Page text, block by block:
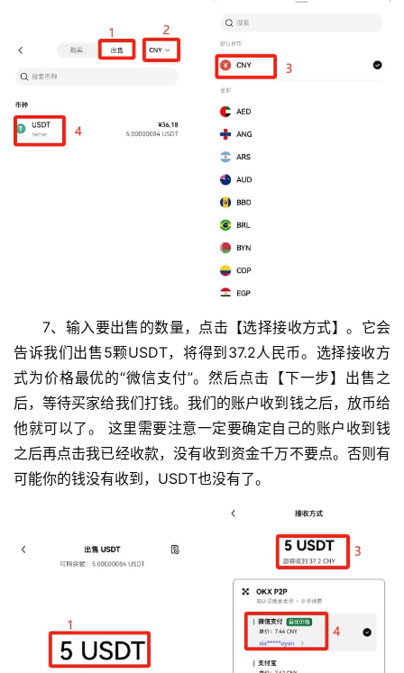
7、输入要出售的数量，点击【选择接收方式】。它会
告诉我们出售5颗USDT，将得到37.2人民币。选择接收方
式为价格最优的“微信支付”。然后点击【下一步】出售之
后，等待买家给我们打钱。我们的账户收到钱之后，放币给
他就可以了。 这里需要注意一定要确定自己的账户收到钱
之后再点击我已经收款，没有收到资金千万不要点。否则有
可能你的钱没有收到，USDT也没有了。